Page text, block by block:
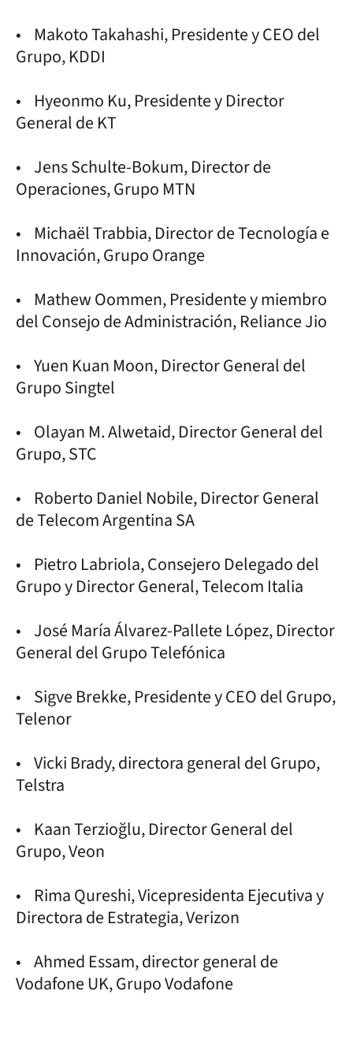
• Makoto Takahashi, Presidente y CEO del
Grupo, KDDI
• Hyeonmo Ku, Presidente y Director
General de KT
• Jens Schulte-Bokum, Director de
Operaciones, Grupo MTN
• Michaël Trabbia, Director de Tecnología e
Innovación, Grupo Orange
• Mathew Oommen, Presidente y miembro
del Consejo de Administración, Reliance Jio
• Yuen Kuan Moon, Director General del
Grupo Singtel
• Olayan M. Alwetaid, Director General del
Grupo, STC
• Roberto Daniel Nobile, Director General
de Telecom Argentina SA
• Pietro Labriola, Consejero Delegado del
Grupo y Director General, Telecom Italia
• José María Álvarez-Pallete López, Director
General del Grupo Telefónica
• Sigve Brekke, Presidente y CEO del Grupo,
Telenor
• Vicki Brady, directora general del Grupo,
Telstra
• Kaan Terzioğlu, Director General del
Grupo, Veon
• Rima Qureshi, Vicepresidenta Ejecutiva y
Directora de Estrategia, Verizon
• Ahmed Essam, director general de
Vodafone UK, Grupo Vodafone